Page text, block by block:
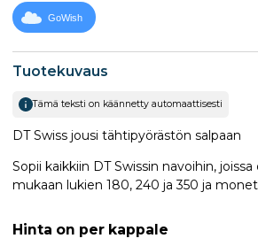
Tuotekuvaus
Tämä teksti on käännetty automaattisesti
DT Swiss jousi tähtipyörästön salpaan
Sopii kaikkiin DT Swissin navoihin,
mukaan lukien 180, 240 ja 350 ja
Hinta on per kappale
GoWish